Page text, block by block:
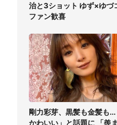
治と3ショット ゆず×ゆづ
ファン歓喜
剛力彩芽、黒髪も金髪も
かわいい」と話題に 「羨